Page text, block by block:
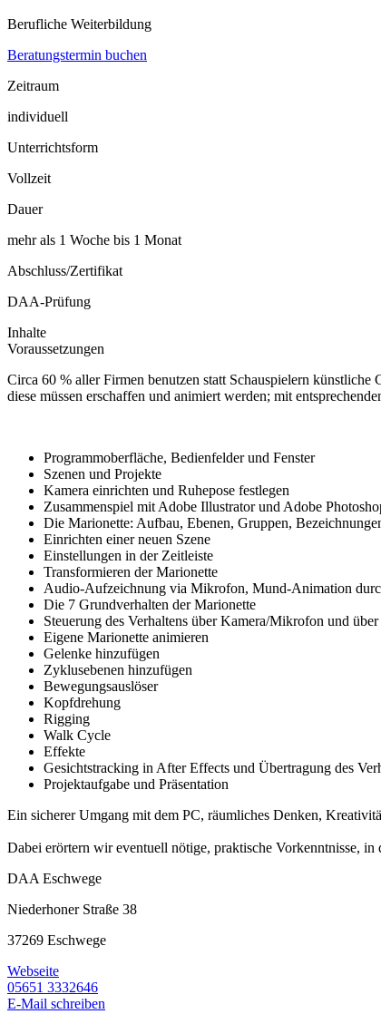
Berufliche Weiterbildung
Beratungstermin buchen
Zeitraum
individuell
Unterrichtsform
Vollzeit
Dauer
mehr als 1 Woche bis 1 Monat
Abschluss/Zertifikat
DAA-Prüfung
Inhalte
Voraussetzungen
Circa 60 % aller Firmen benutzen statt Schauspielern
diese müssen erschaffen und animiert werden; mit
Programmoberfläche, Bedienfelder und Fenster
Szenen und Projekte
Kamera einrichten und Ruhepose festlegen
Zusammenspiel mit Adobe Illustrator und Adobe
Die Marionette: Aufbau, Ebenen, Gruppen,
Einrichten einer neuen Szene
Einstellungen in der Zeitleiste
Transformieren der Marionette
Audio-Aufzeichnung via Mikrofon, Mund-Animation
Die 7 Grundverhalten der Marionette
Steuerung des Verhaltens über Kamera/Mikrofon und über
Eigene Marionette animieren
Gelenke hinzufügen
Zyklusebenen hinzufügen
Bewegungsauslöser
Kopfdrehung
Rigging
Walk Cycle
Effekte
Gesichtstracking in After Effects und Übertragung des
Projektaufgabe und Präsentation
Ein sicherer Umgang mit dem PC, räumliches Denken,
Dabei erörtern wir eventuell nötige, praktische Vorkenntnisse, in
DAA Eschwege
Niederhoner Straße 38
37269 Eschwege
Webseite
05651 3332646
E-Mail schreiben